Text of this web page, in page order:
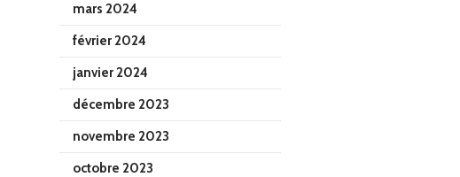
mars 2024
février 2024
janvier 2024
décembre 2023
novembre 2023
octobre 2023